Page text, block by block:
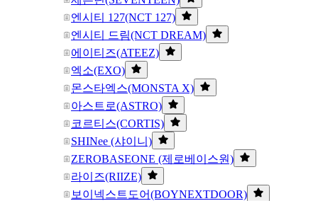
엔시티 127(NCT 127)
엔시티 드림(NCT DREAM)
에이티즈(ATEEZ)
엑소(EXO)
몬스타엑스(MONSTA X)
아스트로(ASTRO)
코르티스(CORTIS)
SHINee (샤이니)
ZEROBASEONE (제로베이스원)
라이즈(RIIZE)
보이넥스트도어(BOYNEXTDOOR)